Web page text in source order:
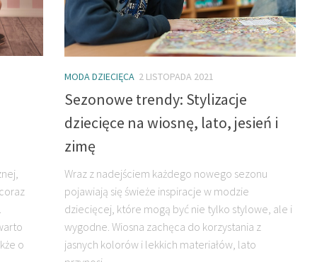
o
MODA DZIECIĘCA 2 LISTOPADA 2021
Sezonowe trendy: Stylizacje
dziecięce na wiosnę, lato, jesień i
zimę
Wraz z nadejściem każdego nowego sezonu
pojawiają się świeże inspiracje w modzie
dziecięcej, które mogą być nie tylko stylowe, ale i
wygodne. Wiosna zachęca do korzystania z
jasnych kolorów i lekkich materiałów, lato